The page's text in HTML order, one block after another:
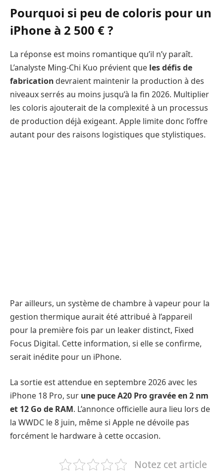
Pourquoi si peu de coloris pour un
iPhone à 2 500 € ?
La réponse est moins romantique qu’il n’y paraît.
L’analyste Ming-Chi Kuo prévient que les défis de
fabrication devraient maintenir la production à des
niveaux serrés au moins jusqu’à la fin 2026. Multiplier
les coloris ajouterait de la complexité à un processus
de production déjà exigeant. Apple limite donc l’offre
autant pour des raisons logistiques que stylistiques.
Par ailleurs, un système de chambre à vapeur pour la
gestion thermique aurait été attribué à l’appareil
pour la première fois par un leaker distinct, Fixed
Focus Digital. Cette information, si elle se confirme,
serait inédite pour un iPhone.
La sortie est attendue en septembre 2026 avec les
iPhone 18 Pro, sur une puce A20 Pro gravée en 2 nm
et 12 Go de RAM. L’annonce officielle aura lieu lors de
la WWDC le 8 juin, même si Apple ne dévoile pas
forcément le hardware à cette occasion.
Notez cet article